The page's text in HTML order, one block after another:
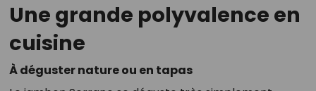
Une grande polyvalence en
cuisine
À déguster nature ou en tapas